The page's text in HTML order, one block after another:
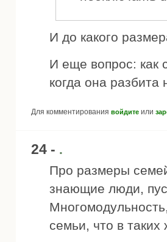
И до какого
И еще вопрос: как
когда она
Для комментирования войдите или
24 - .
Про размеры
знающие люди,
семьи, что в